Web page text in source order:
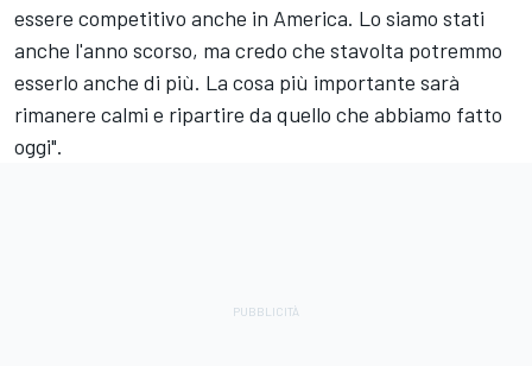
essere competitivo anche in America. Lo siamo stati
anche l'anno scorso, ma credo che stavolta potremmo
esserlo anche di più. La cosa più importante sarà
rimanere calmi e ripartire da quello che abbiamo fatto
oggi".